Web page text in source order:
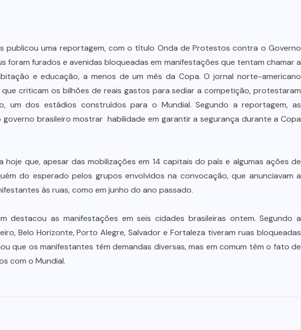
publicou uma reportagem, com o título Onda de Protestos contra o Governo
foram furados e avenidas bloqueadas em manifestações que tentam chamar a
e educação, a menos de um mês da Copa. O jornal norte-americano
criticam os bilhões de reais gastos para sediar a competição, protestaram
um dos estádios construídos para o Mundial. Segundo a reportagem, as
brasileiro mostrar habilidade em garantir a segurança durante a Copa
que, apesar das mobilizações em 14 capitais do país e algumas ações de
do esperado pelos grupos envolvidos na convocação, que anunciavam a
às ruas, como em junho do ano passado.
destacou as manifestações em seis cidades brasileiras ontem. Segundo a
Belo Horizonte, Porto Alegre, Salvador e Fortaleza tiveram ruas bloqueadas
que os manifestantes têm demandas diversas, mas em comum têm o fato de
com o Mundial.